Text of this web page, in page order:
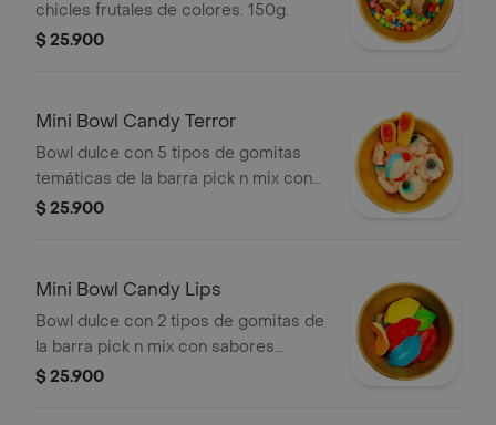
chicles frutales de colores. 150g.
$ 25.900
Mini Bowl Candy Terror
Bowl dulce con 5 tipos de gomitas
temáticas de la barra pick n mix con
sabores y figuras variadas: ojos,
pueden variar según disponibilidad)
$ 25.900
Mini Bowl Candy Lips
Bowl dulce con 2 tipos de gomitas de
la barra pick n mix con sabores
frutales y divertidas figuras de labios
$ 25.900